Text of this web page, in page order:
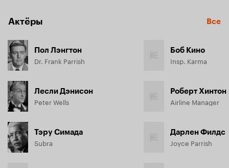
людей...
Актёры Все
Пол Лэнгтон
Dr. Frank Parrish
Лесли Дэнисон
Peter Wells
Тэру Симада
Subra
Боб Кино
Insp. Karma
Роберт Хинтон
Airline Manager
Дарлен Филдс
Joyce Parrish